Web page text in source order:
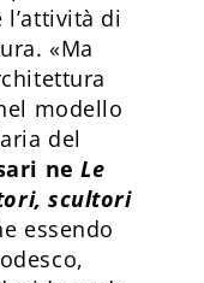
di
«Ma
modello
del
neLe
scultori
essendo